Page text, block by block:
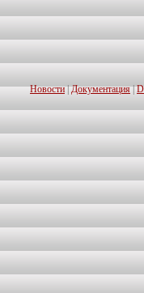
Новости|Документация|